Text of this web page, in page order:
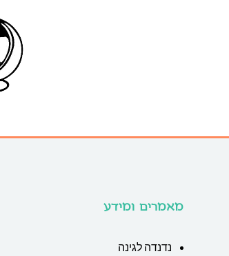
מאמרים ומידע
נדנדה לגינה